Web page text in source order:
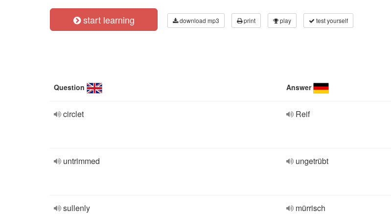
start learning download mp3 print play test yourself
Question Answer
circlet Reif
untrimmed ungetrübt
sullenly mürrisch